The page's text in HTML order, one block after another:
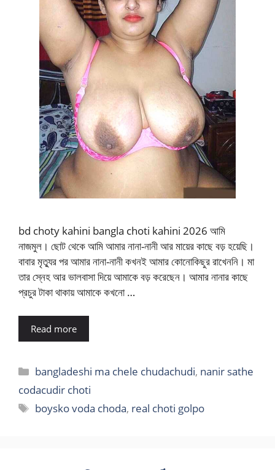
bd choty kahini bangla choti kahini 2026 আমি
নাজমুল। ছোট থেকে আমি আমার নানা-নানী আর মায়ের কাছে বড় হয়েছি।
বাবার মৃত্যুর পর আমার নানা-নানী কখনই আমার কোনোকিছুর রাখেননি। মা
তার স্নেহ আর ভালবাসা দিয়ে আমাকে বড় করেছেন। আমার নানার কাছে
প্রচুর টাকা থাকায় আমাকে কখনো …
Read more
Categories
bangladeshi ma chele chudachudi, nanir sathe
codacudir choti
Tags
boysko voda choda, real choti golpo